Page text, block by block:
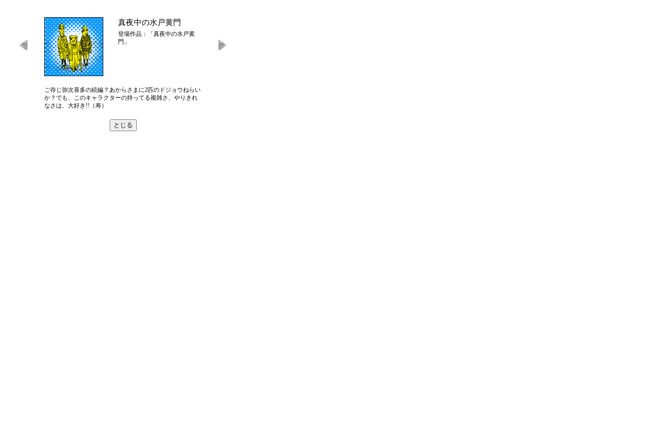
真夜中の水戸黄門
登場作品：「真夜中の水戸黄
門」
ご存じ弥次喜多の続編？あからさまに2匹のドジョウねらい
か？でも、このキャラクターの持ってる複雑さ、やりきれ
なさは、大好き!!（寿）